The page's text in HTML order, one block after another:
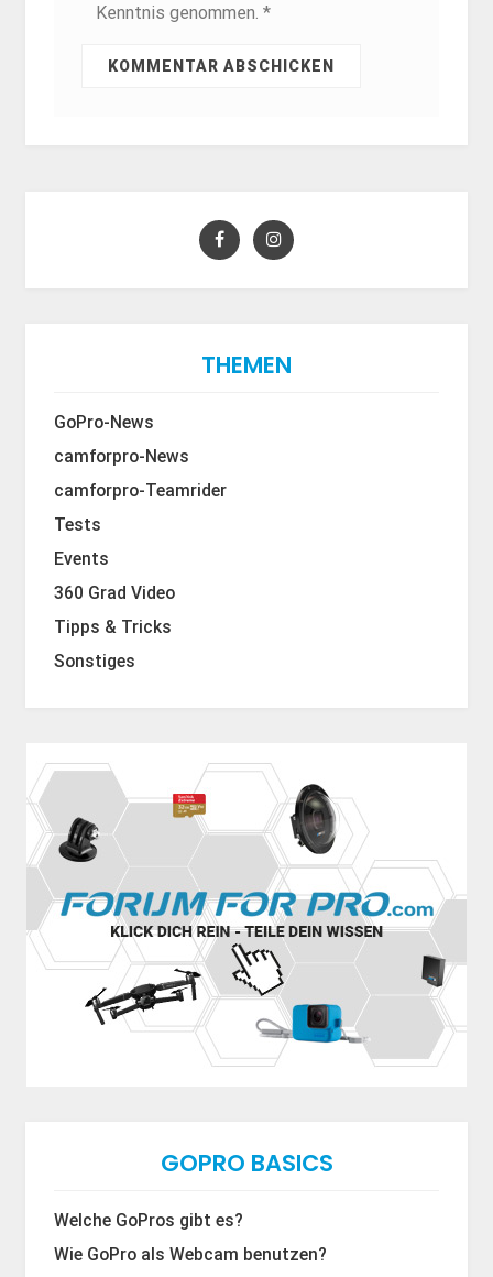
Kenntnis genommen. *
THEMEN
GoPro-News
camforpro-News
camforpro-Teamrider
Tests
Events
360 Grad Video
Tipps & Tricks
Sonstiges
GOPRO BASICS
Welche GoPros gibt es?
Wie GoPro als Webcam benutzen?